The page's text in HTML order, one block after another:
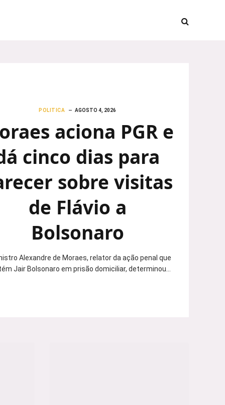
POLITICA AGOSTO 4, 2026
aciona PGR e
cinco dias para
sobre visitas
de Flávio a
Bolsonaro
Alexandre de Moraes, relator da ação penal que
Jair Bolsonaro em prisão domiciliar, determinou…